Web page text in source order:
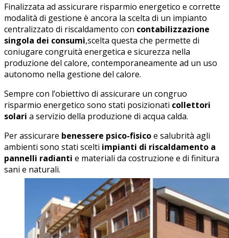
Finalizzata ad assicurare risparmio energetico e corrette
modalità di gestione è ancora la scelta di un impianto
centralizzato di riscaldamento con contabilizzazione
singola dei consumi,scelta questa che permette di
coniugare congruità energetica e sicurezza nella
produzione del calore, contemporaneamente ad un uso
autonomo nella gestione del calore.
Sempre con l’obiettivo di assicurare un congruo
risparmio energetico sono stati posizionati collettori
solari a servizio della produzione di acqua calda.
Per assicurare benessere psico-fisicoe salubrità agli
ambienti sono stati scelti impianti di riscaldamento a
pannelli radianti e materiali da costruzione e di finitura
sani e naturali.